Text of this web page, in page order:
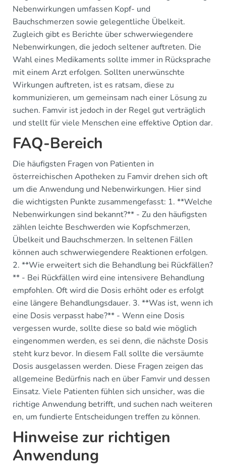
Nebenwirkungen umfassen Kopf- und
Bauchschmerzen sowie gelegentliche Übelkeit.
Zugleich gibt es Berichte über schwerwiegendere
Nebenwirkungen, die jedoch seltener auftreten. Die
Wahl eines Medikaments sollte immer in Rücksprache
mit einem Arzt erfolgen. Sollten unerwünschte
Wirkungen auftreten, ist es ratsam, diese zu
kommunizieren, um gemeinsam nach einer Lösung zu
suchen. Famvir ist jedoch in der Regel gut verträglich
und stellt für viele Menschen eine effektive Option dar.
FAQ-Bereich
Die häufigsten Fragen von Patienten in
österreichischen Apotheken zu Famvir drehen sich oft
um die Anwendung und Nebenwirkungen. Hier sind
die wichtigsten Punkte zusammengefasst: 1. **Welche
Nebenwirkungen sind bekannt?** - Zu den häufigsten
zählen leichte Beschwerden wie Kopfschmerzen,
Übelkeit und Bauchschmerzen. In seltenen Fällen
können auch schwerwiegendere Reaktionen erfolgen.
2. **Wie erweitert sich die Behandlung bei Rückfällen?
** - Bei Rückfällen wird eine intensivere Behandlung
empfohlen. Oft wird die Dosis erhöht oder es erfolgt
eine längere Behandlungsdauer. 3. **Was ist, wenn ich
eine Dosis verpasst habe?** - Wenn eine Dosis
vergessen wurde, sollte diese so bald wie möglich
eingenommen werden, es sei denn, die nächste Dosis
steht kurz bevor. In diesem Fall sollte die versäumte
Dosis ausgelassen werden. Diese Fragen zeigen das
allgemeine Bedürfnis nach en über Famvir und dessen
Einsatz. Viele Patienten fühlen sich unsicher, was die
richtige Anwendung betrifft, und suchen nach weiteren
en, um fundierte Entscheidungen treffen zu können.
Hinweise zur richtigen
Anwendung